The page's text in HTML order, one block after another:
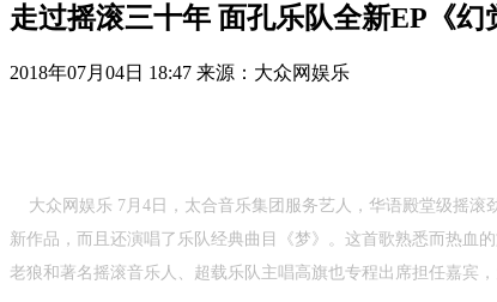
走过摇滚三十年 面孔乐队全新EP《
2018年07月04日 18:47 来源：大众网娱乐
大众网娱乐 7 月 4 日，太合音乐集团服务艺人，华语殿堂级摇滚
新作品，而且还演唱了乐队经典曲目《梦》。这首歌熟悉而热血
老狼和著名摇滚音乐人、超载乐队主唱高旗也专程出席担任嘉宾